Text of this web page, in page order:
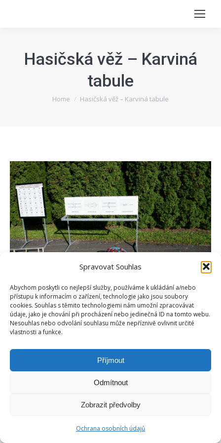
Spravovat Souhlas
Abychom poskytli co nejlepší služby, používáme k ukládání a/nebo
přístupu k informacím o zařízení, technologie jako jsou soubory
cookies. Souhlas s těmito technologiemi nám umožní zpracovávat
údaje, jako je chování při procházení nebo jedinečná ID na tomto webu.
Nesouhlas nebo odvolání souhlasu může nepříznivě ovlivnit určité
vlastnosti a funkce.
Příjmout
Odmítnout
Zobrazit předvolby
Ochrana osobních údajů
Hasičská věž – Karviná
tabule
You are here:
Home Hasičská věž – Karviná tabule
Copyright © Weiron Dynamics, s.r.o. | Tvorba webových stránek
Footer-menu